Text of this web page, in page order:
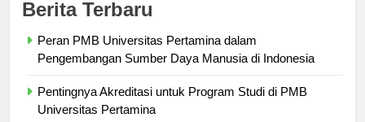
Berita Terbaru
Peran PMB Universitas Pertamina dalam
Pentingnya Akreditasi untuk Program Studi di PMB